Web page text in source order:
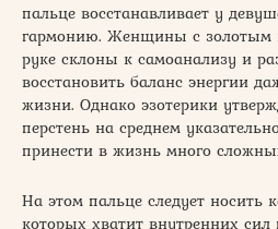
пальце восстанавливает у
гармонию. Женщины с золотым
руке склоны к самоанализу и
восстановить баланс энергии
жизни. Однако эзотерики
перстень на среднем
принести в жизнь много
На этом пальце следует носить
которых хватит внутренних сил